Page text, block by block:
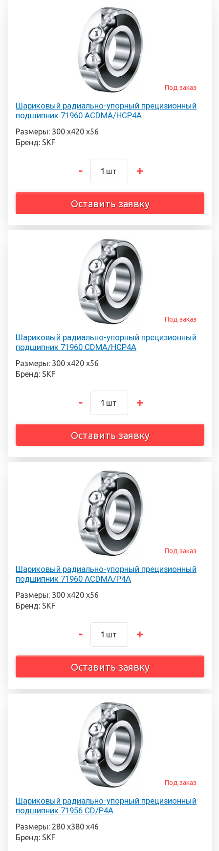
Шариковый радиально-упорный прецизионный
подшипник 71960 ACDMA/HCP4A
Под заказ
Размеры: 300 х420 х56
Бренд: SKF
шт
Оставить заявку
Шариковый радиально-упорный прецизионный
подшипник 71960 CDMA/HCP4A
Под заказ
Размеры: 300 х420 х56
Бренд: SKF
шт
Оставить заявку
Шариковый радиально-упорный прецизионный
подшипник 71960 ACDMA/P4A
Под заказ
Размеры: 300 х420 х56
Бренд: SKF
шт
Оставить заявку
Шариковый радиально-упорный прецизионный
подшипник 71956 CD/P4A
Под заказ
Размеры: 280 х380 х46
Бренд: SKF